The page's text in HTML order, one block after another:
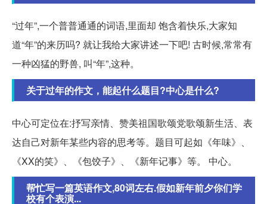
“过年”,一个普普通通的词语,里面却 饱含着快乐,大家知
道“年”的来历吗? 就让我给大家讲述一下吧! 古时候,常常有
一种凶猛的野兽, 叫“年”,这种。
关于过年的作文，能起什么题目?中心是什么?
中心可定位在:抒写亲情、赞美祖国歌颂党歌颂新生活、表
达自己对新年某些内容的思考等。题目可起如《年味》、
《XX的笑》、《包饺子》、《新年记事》等。 中心。
帮忙写一篇英语作文,80词左右.假如新年前夕你们学
校有个表演...